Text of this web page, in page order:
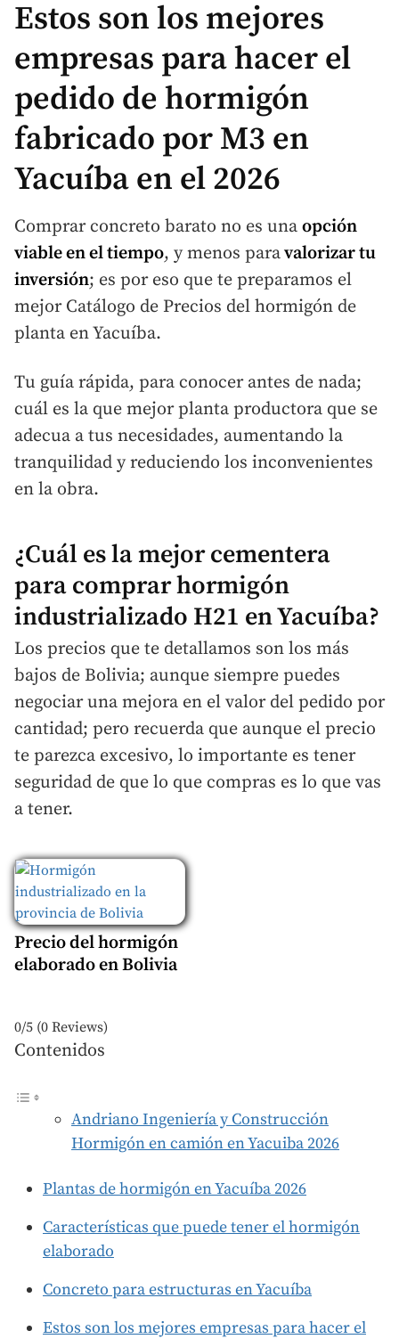
Estos son los mejores
empresas para hacer el
pedido de hormigón
fabricado por M3 en
Yacuíba en el 2026
Comprar concreto barato no es una opción
viable en el tiempo, y menos paravalorizar tu
inversión; es por eso que te preparamos el
mejor Catálogo de Precios del hormigón de
planta en Yacuíba.
Tu guía rápida, para conocer antes de nada;
cuál es la que mejor planta productora que se
adecua a tus necesidades, aumentando la
tranquilidad y reduciendo los inconvenientes
en la obra.
¿Cuál es la mejor cementera
para comprar hormigón
industrializado H21 en Yacuíba?
Los precios que te detallamos son los más
bajos de Bolivia; aunque siempre puedes
negociar una mejora en el valor del pedido por
cantidad; pero recuerda que aunque el precio
te parezca excesivo, lo importante es tener
seguridad de que lo que compras es lo que vas
a tener.
Precio del hormigón
elaborado en Bolivia
0/5 (0 Reviews)
Contenidos
Andriano Ingeniería y Construcción
Hormigón en camión en Yacuiba 2026
Plantas de hormigón en Yacuíba 2026
Características que puede tener el hormigón
elaborado
Concreto para estructuras en Yacuíba
Estos son los mejores empresas para hacer el